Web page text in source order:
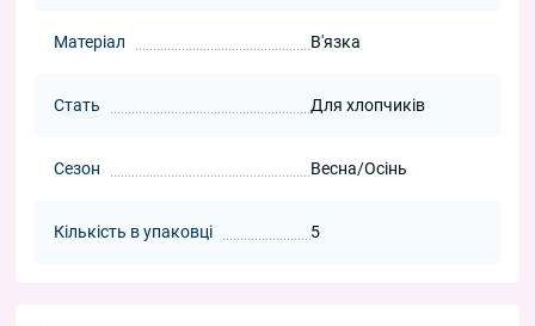
Матеріал В'язка
Стать Для хлопчиків
Сезон Весна/Осінь
Кількість в упаковці 5